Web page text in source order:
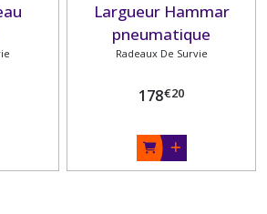
Largueur Hammar
pneumatique
Radeaux De Survie
178€20